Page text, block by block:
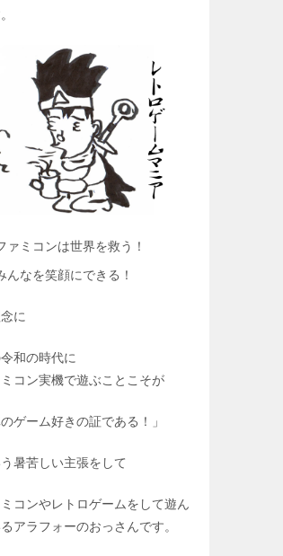
ァミコンは世界を救う！
んなを笑顔にできる！
に
和の時代に
コン実機で遊ぶことこそが
のゲーム好きの証である！」
暑苦しい主張をして
コンやレトロゲームをして遊ん
アラフォーのおっさんです。